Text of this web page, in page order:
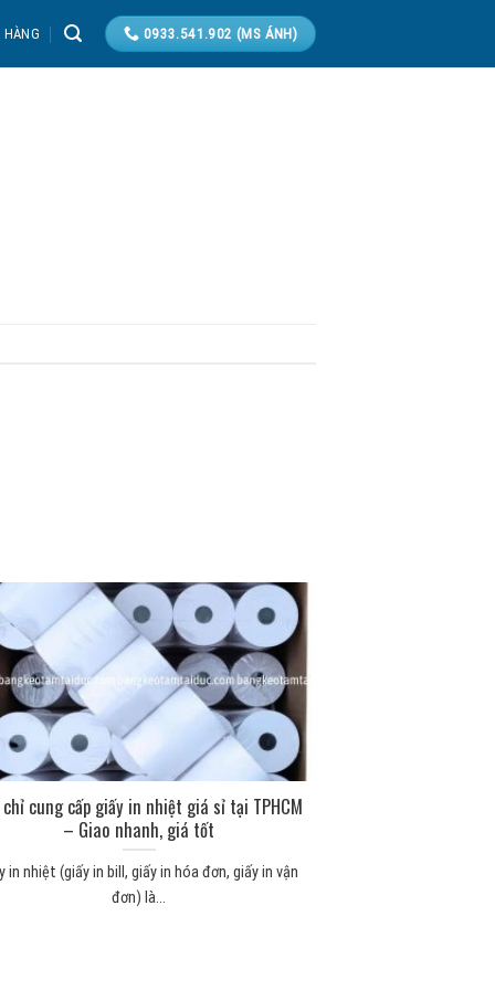
0933.541.902 (MS ÁNH)
cung cấp giấy in nhiệt giá sỉ tại TPHCM
– Giao nhanh, giá tốt
in nhiệt (giấy in bill, giấy in hóa đơn, giấy in vận
đơn) là...